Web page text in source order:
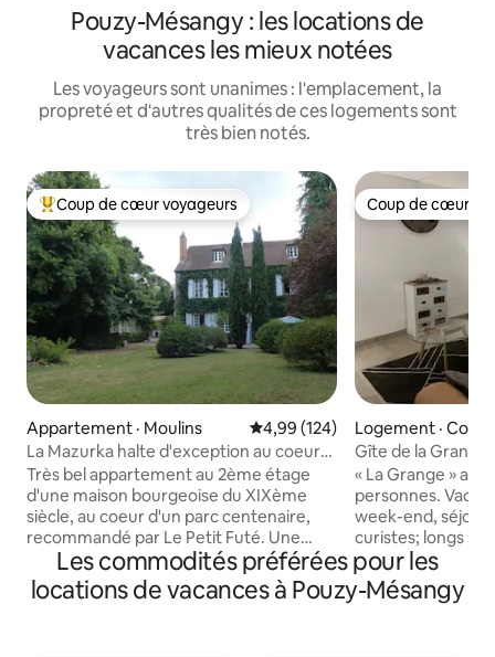
Pouzy-Mésangy : les locations de
vacances les mieux notées
Les voyageurs sont unanimes : l'emplacement, la
propreté et d'autres qualités de ces logements sont
très bien notés.
Coup de cœur voyageurs parmi les plus aimés
Coup de cœur voyageurs
Appartement · Moulins Note moyenne de 4,99 sur 5,
4,99 (124)
La Mazurka halte d'exception au coeur
de Moulins
Très bel appartement au 2ème étage
d'une maison bourgeoise du XIXème
siècle, au coeur d'un parc centenaire,
recommandé par Le Petit Futé. Une
enclave enchantée en pleine ville, à
moins de 5 minutes à pied de la gare et
du centre touristique. Les 2 chambres,
Coup de cœur
Coup de cœur
Logement ·
Gîte de la Grange
« La Grange »
personnes.
week-end,
curistes; longs
mobilier, terrain
bois, trampoline,
Randonnée
Les commodités préférées pour les
locations de vacances à Pouzy-Mésangy